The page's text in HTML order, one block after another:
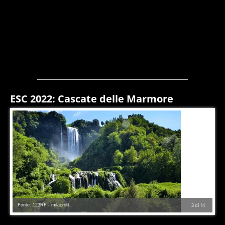
ESC 2022: Cascate delle Marmore
3di 14
Fonte: 123RF - milacroft